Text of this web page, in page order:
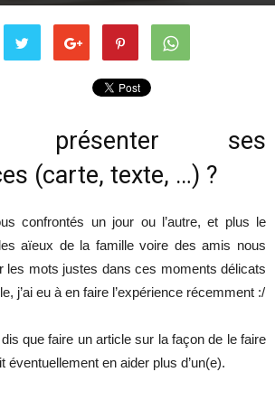
présenter ses
(carte, texte, …) ?
confrontés un jour ou l’autre, et plus le
aïeux de la famille voire des amis nous
les mots justes dans ces moments délicats
j’ai eu à en faire l’expérience récemment :/
que faire un article sur la façon de le faire
éventuellement en aider plus d’un(e).